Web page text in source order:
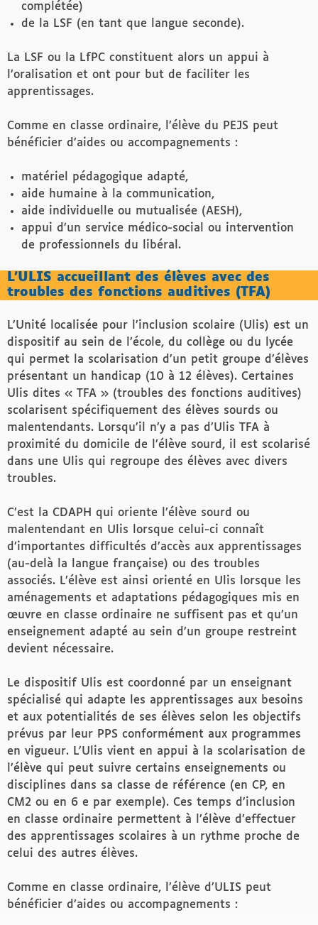
complétée)
de la LSF (en tant que langue seconde).
La LSF ou la LfPC constituent alors un appui à
l’oralisation et ont pour but de faciliter les
apprentissages.
Comme en classe ordinaire, l’élève du PEJS peut
bénéficier d’aides ou accompagnements :
matériel pédagogique adapté,
aide humaine à la communication,
aide individuelle ou mutualisée (AESH),
appui d’un service médico-social ou intervention
de professionnels du libéral.
L’ULIS accueillant des élèves avec des
troubles des fonctions auditives (TFA)
L’Unité localisée pour l’inclusion scolaire (Ulis) est un
dispositif au sein de l’école, du collège ou du lycée
qui permet la scolarisation d’un petit groupe d’élèves
présentant un handicap (10 à 12 élèves). Certaines
Ulis dites « TFA » (troubles des fonctions auditives)
scolarisent spécifiquement des élèves sourds ou
malentendants. Lorsqu’il n’y a pas d’Ulis TFA à
proximité du domicile de l’élève sourd, il est scolarisé
dans une Ulis qui regroupe des élèves avec divers
troubles.
C’est la CDAPH qui oriente l’élève sourd ou
malentendant en Ulis lorsque celui-ci connaît
d’importantes difficultés d’accès aux apprentissages
(au-delà la langue française) ou des troubles
associés. L’élève est ainsi orienté en Ulis lorsque les
aménagements et adaptations pédagogiques mis en
œuvre en classe ordinaire ne suffisent pas et qu’un
enseignement adapté au sein d’un groupe restreint
devient nécessaire.
Le dispositif Ulis est coordonné par un enseignant
spécialisé qui adapte les apprentissages aux besoins
et aux potentialités de ses élèves selon les objectifs
prévus par leur PPS conformément aux programmes
en vigueur. L’Ulis vient en appui à la scolarisation de
l’élève qui peut suivre certains enseignements ou
disciplines dans sa classe de référence (en CP, en
CM2 ou en 6 e par exemple). Ces temps d’inclusion
en classe ordinaire permettent à l’élève d’effectuer
des apprentissages scolaires à un rythme proche de
celui des autres élèves.
Comme en classe ordinaire, l’élève d’ULIS peut
bénéficier d’aides ou accompagnements :